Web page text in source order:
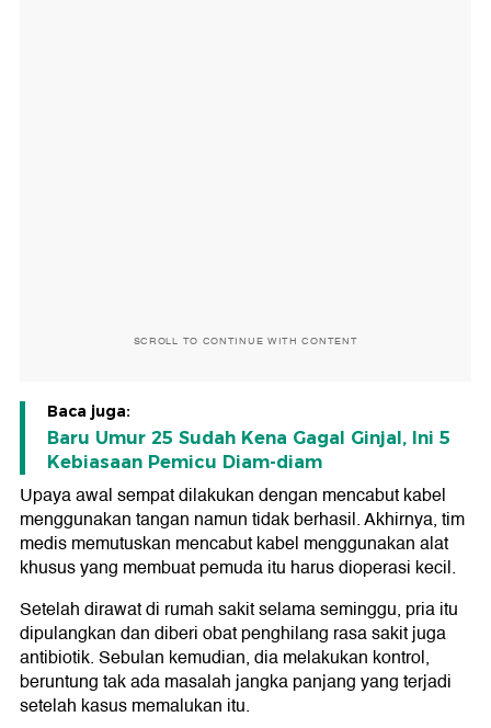
SCROLL TO CONTINUE WITH CONTENT
Baca juga:
Baru Umur 25 Sudah Kena Gagal Ginjal, Ini 5
Kebiasaan Pemicu Diam-diam
Upaya awal sempat dilakukan dengan mencabut kabel
menggunakan tangan namun tidak berhasil. Akhirnya, tim
medis memutuskan mencabut kabel menggunakan alat
khusus yang membuat pemuda itu harus dioperasi kecil.
Setelah dirawat di rumah sakit selama seminggu, pria itu
dipulangkan dan diberi obat penghilang rasa sakit juga
antibiotik. Sebulan kemudian, dia melakukan kontrol,
beruntung tak ada masalah jangka panjang yang terjadi
setelah kasus memalukan itu.